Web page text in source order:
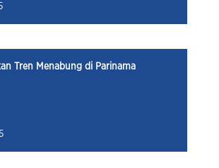
Tren Menabung di Parinama